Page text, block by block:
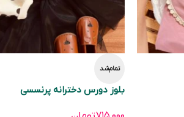
تمام‌شد
بلوز دورس دخترانه پرنسسی